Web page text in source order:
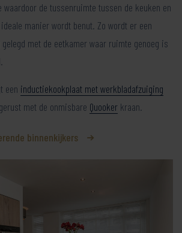
waardoor de tussenruimte tussen de keuken en
manier wordt benut. Zo wordt er een
met de eetkamer waar ruimte genoeg is
een inductiekookplaat met werkbladafzuiging
met de onmisbare Quooker kraan.
binnenkijkers